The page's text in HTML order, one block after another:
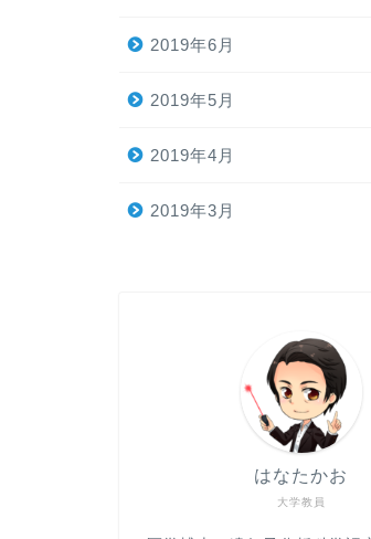
2019年6月
2019年5月
2019年4月
2019年3月
大学教員
はなたかお